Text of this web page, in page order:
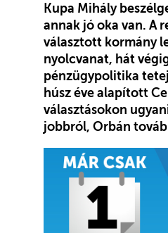
Kupa Mihály
annak jó oka van. A
választott kormány
nyolcvanat, hát
pénzügypolitika
húsz éve alapított
választásokon
jobbról, Orbán